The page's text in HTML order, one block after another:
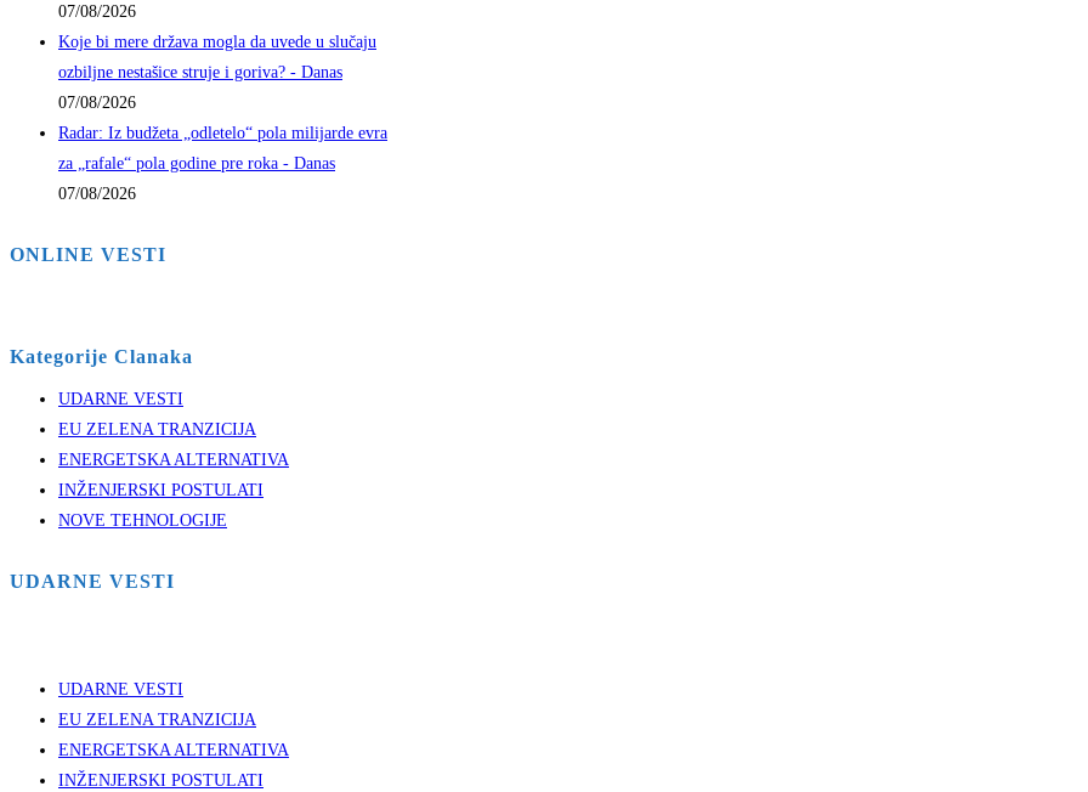
07/08/2026
Koje bi mere država mogla da uvede u slučaju
ozbiljne nestašice struje i goriva? - Danas
07/08/2026
Radar: Iz budžeta „odletelo“ pola milijarde evra
za „rafale“ pola godine pre roka - Danas
07/08/2026
ONLINE VESTI
Kategorije Clanaka
UDARNE VESTI
EU ZELENA TRANZICIJA
ENERGETSKA ALTERNATIVA
INŽENJERSKI POSTULATI
NOVE TEHNOLOGIJE
UDARNE VESTI
UDARNE VESTI
EU ZELENA TRANZICIJA
ENERGETSKA ALTERNATIVA
INŽENJERSKI POSTULATI